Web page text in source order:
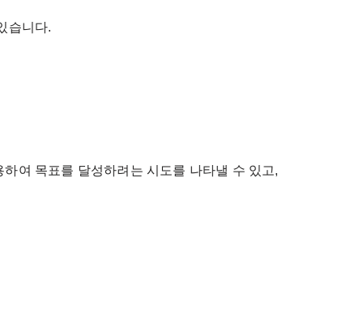
습니다.
여 목표를 달성하려는 시도를 나타낼 수 있고,